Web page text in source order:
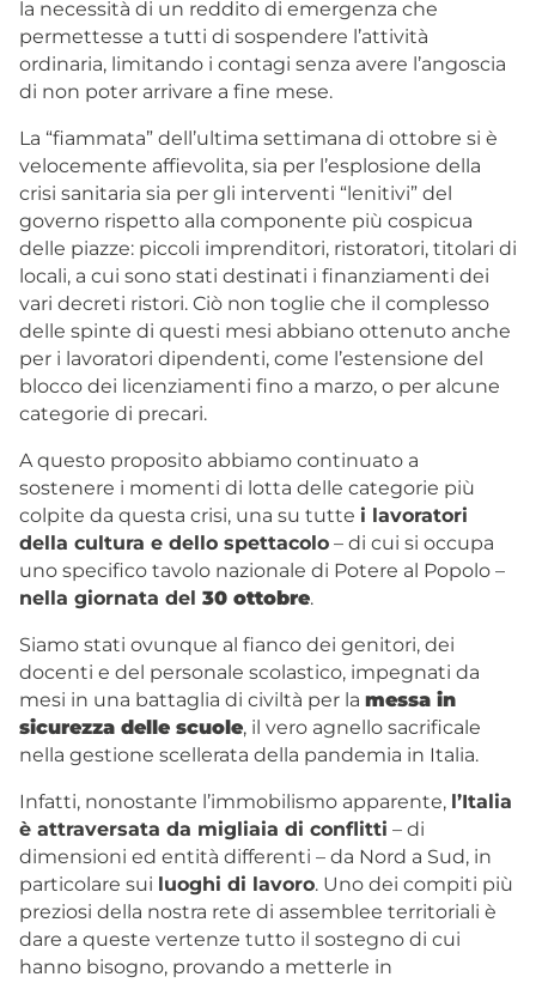
la necessità di un reddito di emergenza che
permettesse a tutti di sospendere l’attività
ordinaria, limitando i contagi senza avere l’angoscia
di non poter arrivare a fine mese.
La “fiammata” dell’ultima settimana di ottobre si è
velocemente affievolita, sia per l’esplosione della
crisi sanitaria sia per gli interventi “lenitivi” del
governo rispetto alla componente più cospicua
delle piazze: piccoli imprenditori, ristoratori, titolari di
locali, a cui sono stati destinati i finanziamenti dei
vari decreti ristori. Ciò non toglie che il complesso
delle spinte di questi mesi abbiano ottenuto anche
per i lavoratori dipendenti, come l’estensione del
blocco dei licenziamenti fino a marzo, o per alcune
categorie di precari.
A questo proposito abbiamo continuato a
sostenere i momenti di lotta delle categorie più
colpite da questa crisi, una su tutte i lavoratori
della cultura e dello spettacolo – di cui si occupa
uno specifico tavolo nazionale di Potere al Popolo –
nella giornata del 30 ottobre.
Siamo stati ovunque al fianco dei genitori, dei
docenti e del personale scolastico, impegnati da
mesi in una battaglia di civiltà per la messa in
sicurezza delle scuole, il vero agnello sacrificale
nella gestione scellerata della pandemia in Italia.
Infatti, nonostante l’immobilismo apparente, l’Italia
è attraversata da migliaia di conflitti – di
dimensioni ed entità differenti – da Nord a Sud, in
particolare sui luoghi di lavoro. Uno dei compiti più
preziosi della nostra rete di assemblee territoriali è
dare a queste vertenze tutto il sostegno di cui
hanno bisogno, provando a metterle in